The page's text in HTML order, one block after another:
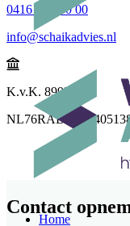
Home
0416 - 69 30 00
info@schaikadvies.nl
K.v.K. 89921046
Contact